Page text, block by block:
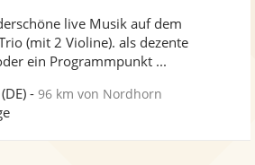
live Musik auf dem
(mit 2 Violine). als dezente
ein Programmpunkt ...
(DE) -96 km von Nordhorn